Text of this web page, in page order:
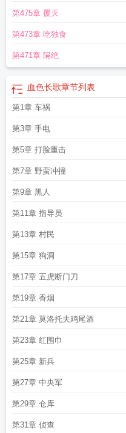
么血色长歌中吴青最后和谁在一起了
第475章 覆灭
第473章 吃独食
第471章 隔绝
血色长歌章节列表
第1章 车祸
第3章 手电
第5章 打脸重击
第7章 野蛮冲撞
第9章 黑人
第11章 指导员
第13章 村民
第15章 狗洞
第17章 五虎断门刀
第19章 香烟
第21章 莫洛托夫鸡尾酒
第23章 红围巾
第25章 新兵
第27章 中央军
第29章 仓库
第31章 侦查